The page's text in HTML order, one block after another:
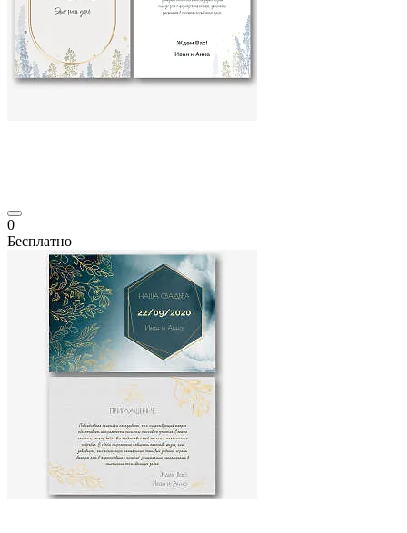
0
Бесплатно